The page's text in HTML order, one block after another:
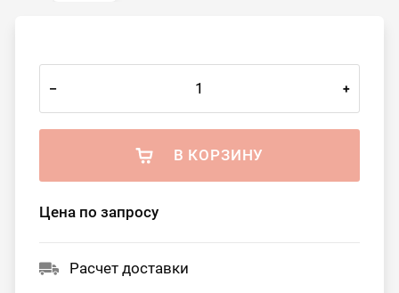
– +
В КОРЗИНУ
Цена по запросу
Расчет доставки